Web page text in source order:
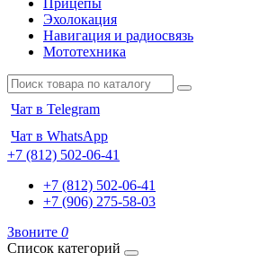
Прицепы
Эхолокация
Навигация и радиосвязь
Мототехника
Чат в Telegram
Чат в WhatsApp
+7 (812) 502-06-41
+7 (812) 502-06-41
+7 (906) 275-58-03
Звоните 0
Список категорий